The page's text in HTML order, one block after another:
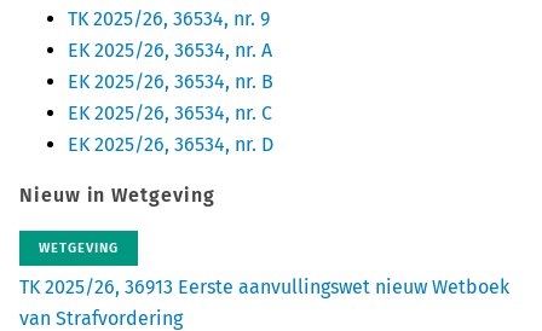
TK 2025/26, 36534, nr. 9
EK 2025/26, 36534, nr. A
EK 2025/26, 36534, nr. B
EK 2025/26, 36534, nr. C
EK 2025/26, 36534, nr. D
Nieuw in Wetgeving
WETGEVING
TK 2025/26, 36913 Eerste aanvullingswet nieuw Wetboek
van Strafvordering